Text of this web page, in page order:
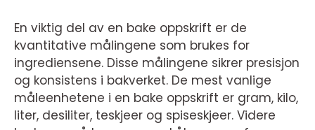
En viktig del av en bake oppskrift er de
kvantitative målingene som brukes for
ingrediensene. Disse målingene sikrer presisjon
og konsistens i bakverket. De mest vanlige
måleenhetene i en bake oppskrift er gram, kilo,
liter, desiliter, teskjeer og spiseskjeer. Videre